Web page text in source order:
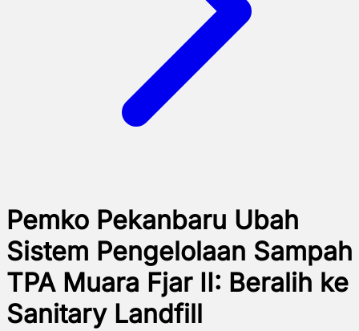
Pemko Pekanbaru Ubah
Sistem Pengelolaan Sampah
TPA Muara Fjar II: Beralih ke
Sanitary Landfill